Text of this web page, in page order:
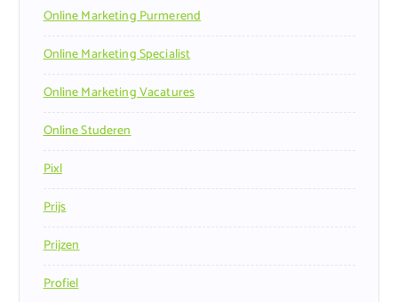
Online Marketing Purmerend
Online Marketing Specialist
Online Marketing Vacatures
Online Studeren
Pixl
Prijs
Prijzen
Profiel